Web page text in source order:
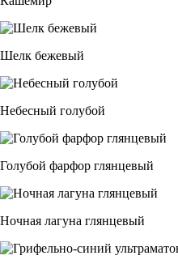
Шелк бежевый
Небесный голубой
Голубой фарфор глянцевый
Ночная лагуна глянцевый